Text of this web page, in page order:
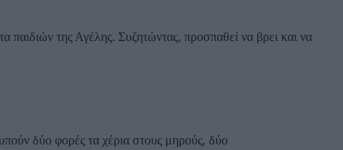
της Αγέλης. Συζητώντας, προσπαθεί να βρει και να
δύο φορές τα χέρια στους μηρούς, δύο